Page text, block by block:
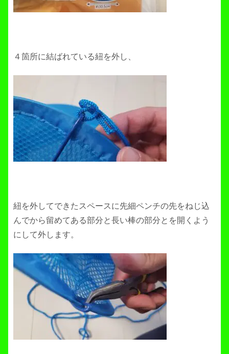
４箇所に結ばれている紐を外し、
紐を外してできたスペースに先細ペンチの先をねじ込
んでから留めてある部分と長い棒の部分とを開くよう
にして外します。